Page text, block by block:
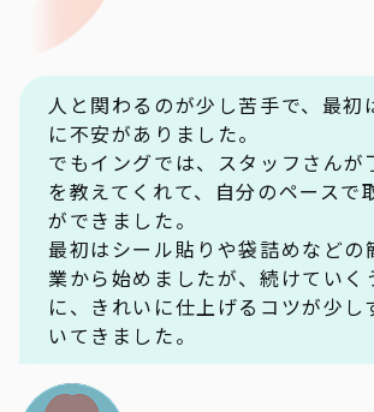
人と関わるのが少し苦手で、最初
に不安がありました。
でもイングでは、スタッフさんが
を教えてくれて、自分のペースで
ができました。
最初はシール貼りや袋詰めなどの
業から始めましたが、続けていく
に、きれいに仕上げるコツが少し
いてきました。